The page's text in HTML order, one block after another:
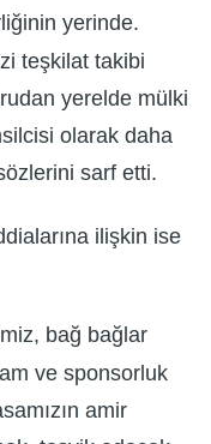
yerinde.
teşkilat takibi
yerelde mülki
olarak daha
sarf etti.
ilişkin ise
bağ bağlar
ve sponsorluk
amir